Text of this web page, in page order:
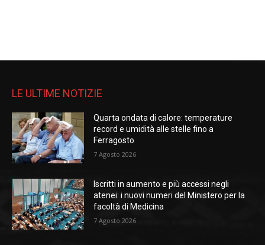
LE ULTIME NOTIZIE
Quarta ondata di calore: temperature
record e umidità alle stelle fino a
Ferragosto
7 Agosto 2026
Iscritti in aumento e più accessi negli
atenei: i nuovi numeri del Ministero per la
facoltà di Medicina
7 Agosto 2026